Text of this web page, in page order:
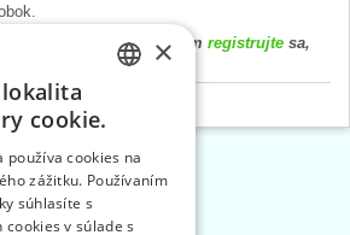
až po prihlásení. Prosím registrujte sa,
>Bežce
ENGLISH
GERMAN
×
cookie.
používa cookies na
zážitku. Používaním
súhlasíte s
cookies v súlade s